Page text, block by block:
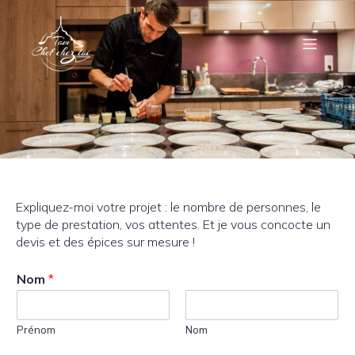
Expliquez-moi votre projet : le nombre de personnes, le
type de prestation, vos attentes. Et je vous concocte un
devis et des épices sur mesure !
Nom *
Prénom Nom